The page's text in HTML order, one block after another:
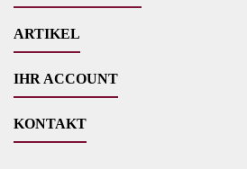
ARTIKEL
IHR ACCOUNT
KONTAKT